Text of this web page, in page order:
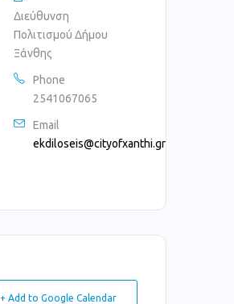
Διεύθυνση
Πολιτισμού Δήμου
Ξάνθης
Phone
2541067065
Email
ekdiloseis@cityofxanthi.gr
+ Add to Google Calendar